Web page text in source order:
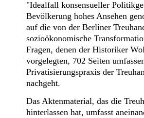
"Idealfall konsensueller
Bevölkerung hohes Ansehen
auf die von der Berliner
sozioökonomische
Fragen, denen der Historiker
vorgelegten, 702 Seiten
Privatisierungspraxis der
nachgeht.
Das Aktenmaterial, das die
hinterlassen hat, umfasst